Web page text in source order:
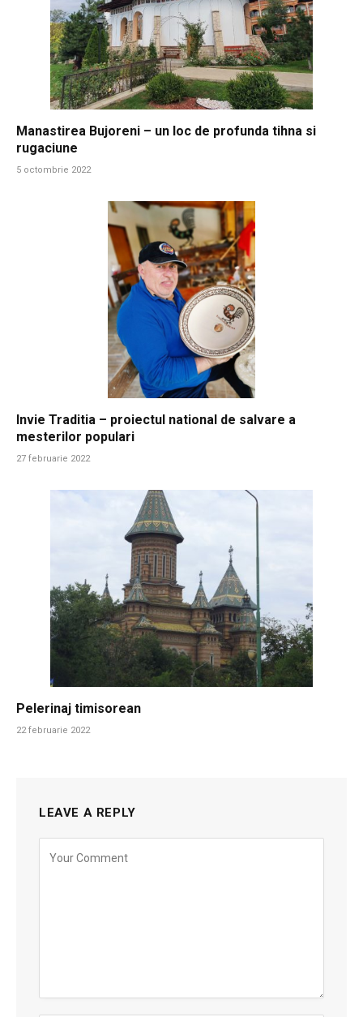
Manastirea Bujoreni – un loc de profunda tihna si
rugaciune
5 octombrie 2022
Invie Traditia – proiectul national de salvare a
mesterilor populari
27 februarie 2022
Pelerinaj timisorean
22 februarie 2022
LEAVE A REPLY